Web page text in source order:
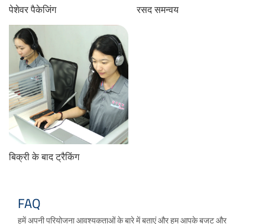
पेशेवर पैकेजिंग रसद समन्वय
बिक्री के बाद ट्रैकिंग
FAQ
हमें अपनी परियोजना आवश्यकताओं के बारे में बताएं और हम आपके बजट और